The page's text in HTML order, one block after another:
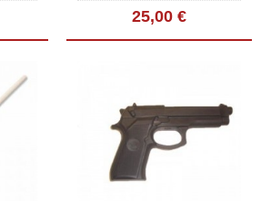
25,00 €